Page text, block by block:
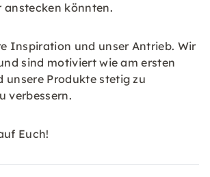
anstecken könnten.
Inspiration und unser Antrieb. Wir
sind motiviert wie am ersten
unsere Produkte stetig zu
verbessern.
Euch!